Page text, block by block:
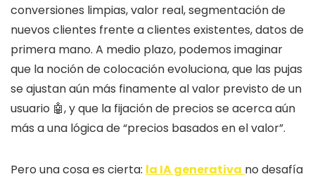
conversiones limpias, valor real, segmentación de
nuevos clientes frente a clientes existentes, datos de
primera mano. A medio plazo, podemos imaginar
que la noción de colocación evoluciona, que las pujas
se ajustan aún más finamente al valor previsto de un
usuario 🤖, y que la fijación de precios se acerca aún
más a una lógica de “precios basados en el valor”.
Pero una cosa es cierta: la IA generativa no desafía